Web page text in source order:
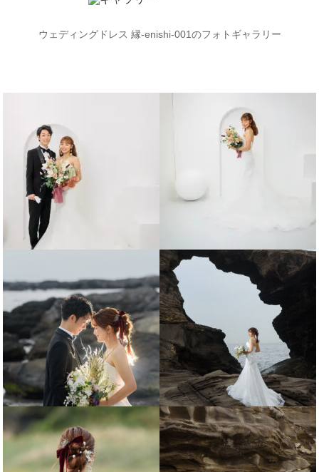
ウェディングドレス 縁-enishi-001のフォトギャラリー